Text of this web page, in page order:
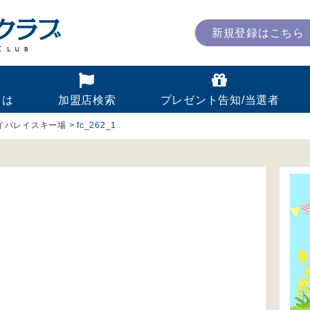
新規登録はこちら
加盟店検索 プレゼント告知/当選者
バレイスキー場 > fc_262_1